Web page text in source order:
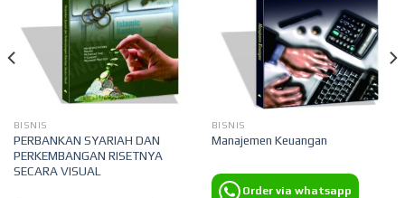
BISNIS
PERBANKAN SYARIAH DAN
PERKEMBANGAN RISETNYA
SECARA VISUAL
BISNIS
Manajemen Keuangan
Order via whatsapp